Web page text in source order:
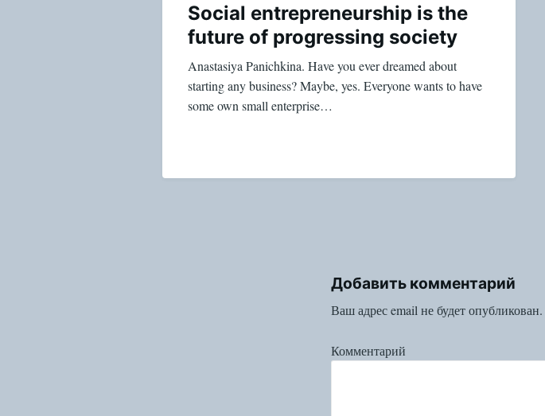
Social entrepreneurship is the
future of progressing society
Anastasiya Panichkina. Have you ever dreamed about
starting any business? Maybe, yes. Everyone wants to have
some own small enterprise…
Добавить комментарий
Ваш адрес email не будет опубликован.
Комментарий